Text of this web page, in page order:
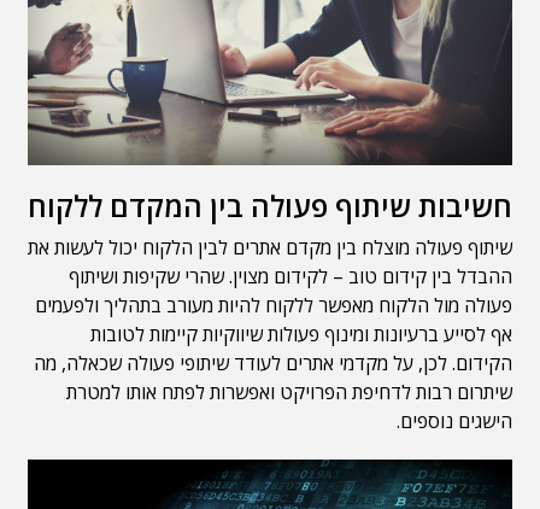
חשיבות שיתוף פעולה בין המקדם ללקוח
שיתוף פעולה מוצלח בין מקדם אתרים לבין הלקוח יכול לעשות את
ההבדל בין קידום טוב – לקידום מצוין. שהרי שקיפות ושיתוף
פעולה מול הלקוח מאפשר ללקוח להיות מעורב בתהליך ולפעמים
אף לסייע ברעיונות ומינוף פעולות שיווקיות קיימות לטובות
הקידום. לכן, על מקדמי אתרים לעודד שיתופי פעולה שכאלה, מה
שיתרום רבות לדחיפת הפרויקט ואפשרות לפתח אותו למטרת
הישגים נוספים.